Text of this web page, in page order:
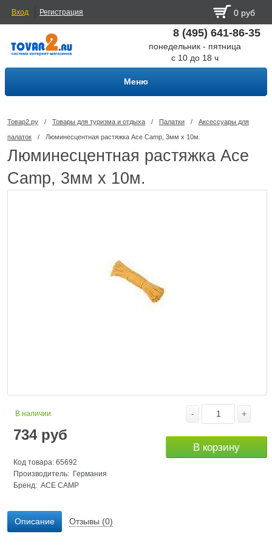
Вход Регистрация 0 руб
8 (495) 641-86-35
понедельник - пятница
с 10 до 18 ч
Меню
Товар2.ру / Товары для туризма и отдыха / Палатки / Аксессуары для
палаток / Люминесцентная растяжка Ace Camp, 3мм x 10м.
Люминесцентная растяжка Ace
Camp, 3мм x 10м.
В наличии
734руб
Код товара: 65692
Производитель: Германия
Бренд: ACE CAMP
- +
В корзину
Описание Отзывы (0)